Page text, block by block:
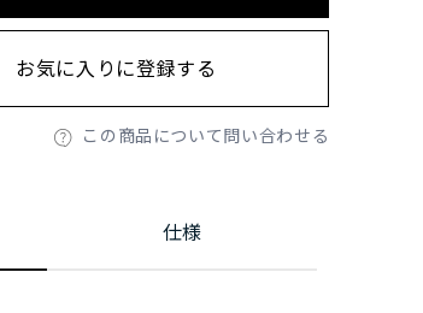
この商品について問い合わせる
お気に入りに登録する
仕様